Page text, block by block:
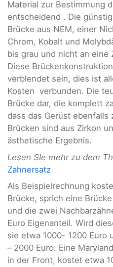
Material zur Bestimmung
entscheidend . Die
Brücke aus NEM, einer
Chrom, Kobalt und
bis grau und nicht an eine
Diese
verblendet sein, dies ist
Kosten verbunden. Die
Brücke dar, die komplett
dass das Gerüst ebenfalls
Brücken sind aus Zirkon
ästhetische Ergebnis.
Lesen SIe mehr zu dem
Zahnersatz
Als Beispielrechnung
Brücke, sprich eine
und die zwei
Euro Eigenanteil. Wird
sie etwa 1000- 1200 Euro
– 2000 Euro. Eine
in der Front, kostet etwa